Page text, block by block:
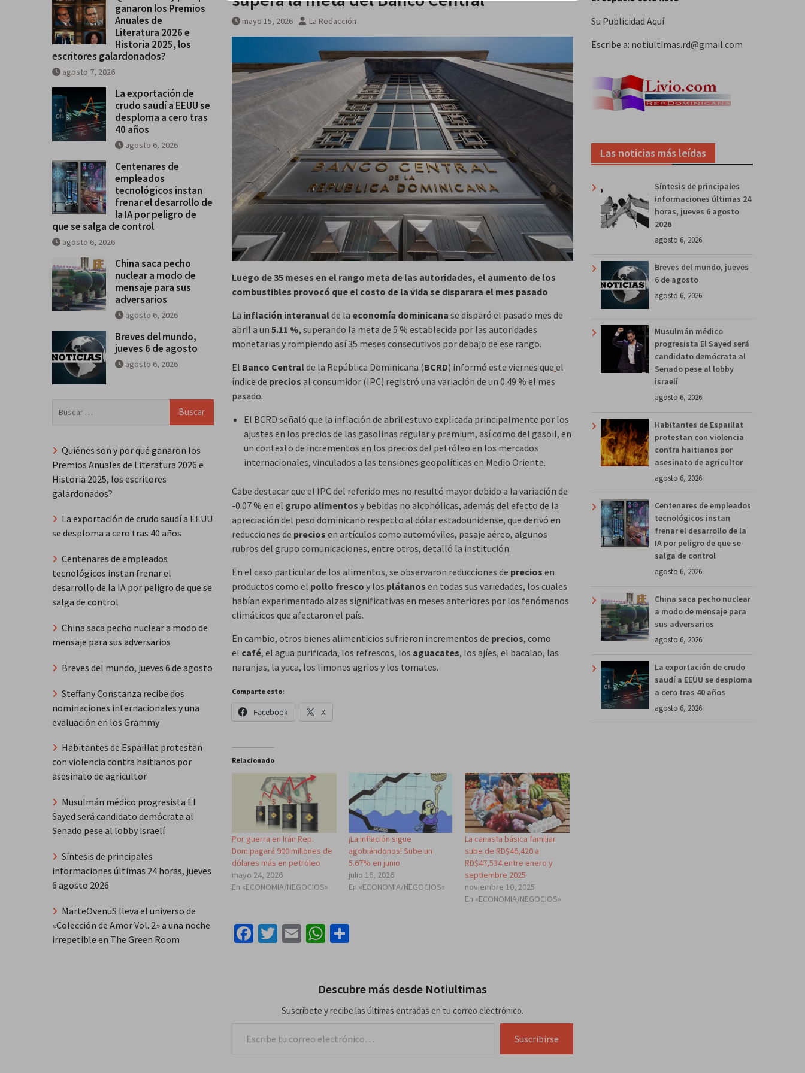
desarrollo de la IA por peligro de que
se salga de control
mayo 15, 2026 La Redacción
Luego de 35 meses en el rango meta de las autoridades, el aumento de los
combustibles provocó que el costo de la vida se disparara el mes pasado
La inflación interanual de la economía dominicana se disparó el pasado mes de
abril a un 5.11 %, superando la meta de 5 % establecida por las autoridades
monetarias y rompiendo así 35 meses consecutivos por debajo de ese rango.
El Banco Central de la República Dominicana (BCRD) informó este viernes que el
índice de precios al consumidor (IPC) registró una variación de un 0.49 % el mes
pasado.
El BCRD señaló que la inflación de abril estuvo explicada principalmente por los
ajustes en los precios de las gasolinas regular y premium, así como del gasoil, en
un contexto de incrementos en los precios del petróleo en los mercados
internacionales, vinculados a las tensiones geopolíticas en Medio Oriente.
Cabe destacar que el IPC del referido mes no resultó mayor debido a la variación de
-0.07 % en el grupo alimentos y bebidas no alcohólicas, además del efecto de la
apreciación del peso dominicano respecto al dólar estadounidense, que derivó en
reducciones de precios en artículos como automóviles, pasaje aéreo, algunos
rubros del grupo comunicaciones, entre otros, detalló la institución.
En el caso particular de los alimentos, se observaron reducciones de precios en
productos como el pollo fresco y los plátanos en todas sus variedades, los cuales
habían experimentado alzas significativas en meses anteriores por los fenómenos
climáticos que afectaron el país.
En cambio, otros bienes alimenticios sufrieron incrementos de precios, como
el café, el agua purificada, los refrescos, los aguacates, los ajíes, el bacalao, las
naranjas, la yuca, los limones agrios y los tomates.
Comparte esto:
Facebook X
Relacionado
Por guerra en Irán Rep.
Dom.pagará 900 millones de
dólares más en petróleo
mayo 24, 2026
En «ECONOMIA/NEGOCIOS»
¡La inflación sigue
agobiándonos! Sube un
5.67% en junio
julio 16, 2026
En «ECONOMIA/NEGOCIOS»
La canasta básica familiar
sube de RD$46,420 a
RD$47,534 entre enero y
septiembre 2025
noviembre 10, 2025
En «ECONOMIA/NEGOCIOS»
Facebook
Twitter
EmailWhatsApp
Descubre más desde Notiultimas
Suscríbete y recibe las últimas entradas en tu correo electrónico.
Suscribirse
Su Publicidad Aquí
Escribe a: notiultimas.rd@gmail.com
Las noticias más leídas
Síntesis de principales
informaciones últimas 24
horas, jueves 6 agosto
2026
agosto 6, 2026
Breves del mundo, jueves
6 de agosto
agosto 6, 2026
Musulmán médico
progresista El Sayed será
candidato demócrata al
Senado pese al lobby
israelí
agosto 6, 2026
Habitantes de Espaillat
protestan con violencia
contra haitianos por
asesinato de agricultor
agosto 6, 2026
Centenares de empleados
tecnológicos instan
frenar el desarrollo de la
IA por peligro de que se
salga de control
agosto 6, 2026
China saca pecho nuclear
a modo de mensaje para
sus adversarios
agosto 6, 2026
La exportación de crudo
saudí a EEUU se desploma
a cero tras 40 años
agosto 6, 2026
ganaron los Premios
Anuales de
Literatura 2026 e
Historia 2025, los
escritores galardonados?
agosto 7, 2026
La exportación de
crudo saudí a EEUU se
desploma a cero tras
40 años
agosto 6, 2026
Centenares de
empleados
tecnológicos instan
frenar el desarrollo de
la IA por peligro de
que se salga de control
agosto 6, 2026
China saca pecho
nuclear a modo de
mensaje para sus
adversarios
agosto 6, 2026
Breves del mundo,
jueves 6 de agosto
agosto 6, 2026
Quiénes son y por qué ganaron los
Premios Anuales de Literatura 2026 e
Historia 2025, los escritores
galardonados?
La exportación de crudo saudí a EEUU
se desploma a cero tras 40 años
Centenares de empleados
tecnológicos instan frenar el
desarrollo de la IA por peligro de que se
salga de control
China saca pecho nuclear a modo de
mensaje para sus adversarios
Breves del mundo, jueves 6 de agosto
Steffany Constanza recibe dos
nominaciones internacionales y una
evaluación en los Grammy
Habitantes de Espaillat protestan
con violencia contra haitianos por
asesinato de agricultor
Musulmán médico progresista El
Sayed será candidato demócrata al
Senado pese al lobby israelí
Síntesis de principales
informaciones últimas 24 horas, jueves
6 agosto 2026
MarteOvenuS lleva el universo de
«Colección de Amor Vol. 2» a una noche
irrepetible en The Green Room